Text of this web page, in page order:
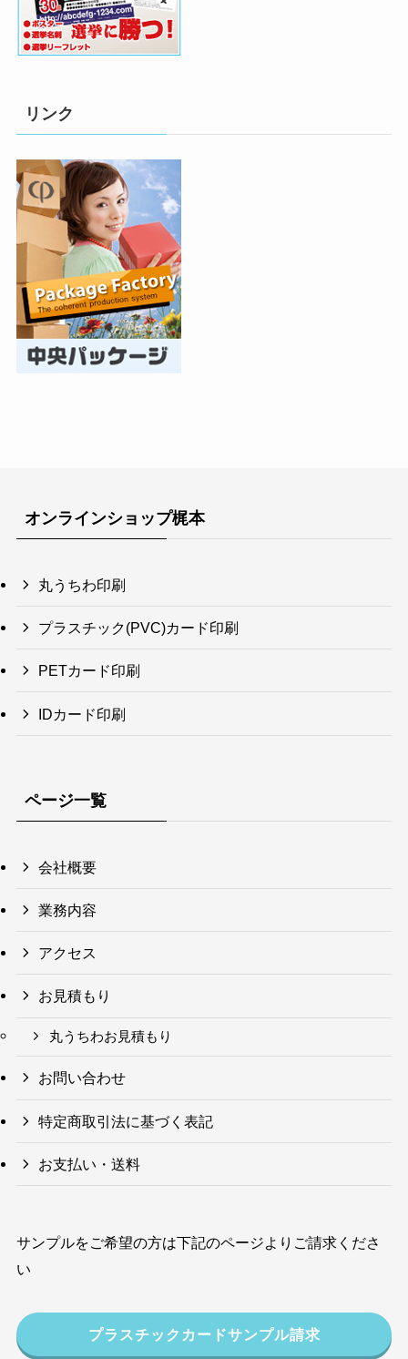
リンク
オンラインショップ梶本
丸うちわ印刷
プラスチック(PVC)カード印刷
PETカード印刷
IDカード印刷
ページ一覧
会社概要
業務内容
アクセス
お見積もり
丸うちわお見積もり
お問い合わせ
特定商取引法に基づく表記
お支払い・送料
サンプルをご希望の方は下記のページよりご請求くださ
い
プラスチックカードサンプル請求